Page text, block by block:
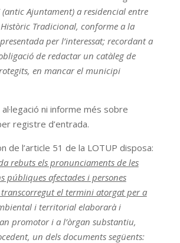
Ajuntament) a residencial entre
Tradicional, conforme a la
per l’interessat; recordant a
de redactar un catàleg de
en mancar el municipi
ni informe més sobre
registre d’entrada.
de l’article 51 de la LOTUP disposa:
rebuts els pronunciaments de les
públiques afectades i persones
el termini atorgat per a
i territorial elaborarà i
promotor i a l’òrgan substantiu,
un dels documents següents: